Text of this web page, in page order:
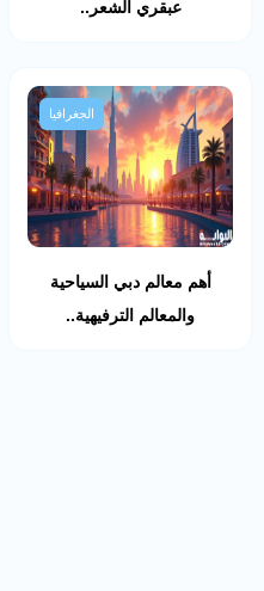
عبقري الشعر..
الجغرافيا
أهم معالم دبي السياحية
والمعالم الترفيهية..